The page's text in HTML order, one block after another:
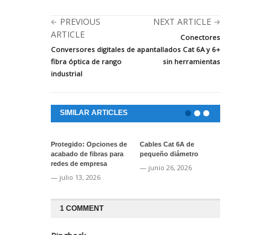
PREVIOUS
ARTICLE
Conversores digitales de
fibra óptica de rango
industrial
NEXT ARTICLE
Conectores
apantallados Cat 6A y 6+
sin herramientas
SIMILAR ARTICLES
Protegido: Opciones de
acabado de fibras para
redes de empresa
— julio 13, 2026
Cables Cat 6A de
pequeño diámetro
— junio 26, 2026
1 COMMENT